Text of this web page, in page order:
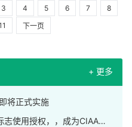
3 4 5 6 7
8
下一页
+ 更多
将正式实施
，，成为CIAA合格抗菌材料供应商